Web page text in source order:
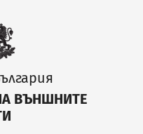
ВЪНШНИТЕ